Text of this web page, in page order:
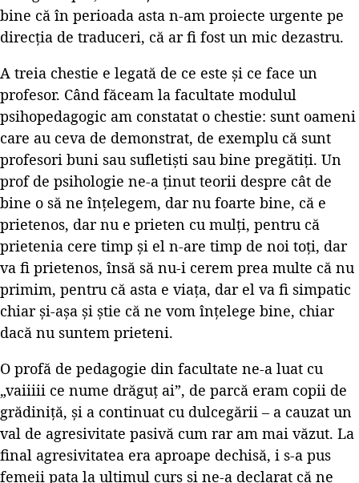
bine că în perioada asta n-am proiecte urgente pe
direcția de traduceri, că ar fi fost un mic dezastru.
A treia chestie e legată de ce este și ce face un
profesor. Când făceam la facultate modulul
psihopedagogic am constatat o chestie: sunt oameni
care au ceva de demonstrat, de exemplu că sunt
profesori buni sau sufletiști sau bine pregătiți. Un
prof de psihologie ne-a ținut teorii despre cât de
bine o să ne înțelegem, dar nu foarte bine, că e
prietenos, dar nu e prieten cu mulți, pentru că
prietenia cere timp și el n-are timp de noi toți, dar
va fi prietenos, însă să nu-i cerem prea multe că nu
primim, pentru că asta e viața, dar el va fi simpatic
chiar și-așa și știe că ne vom înțelege bine, chiar
dacă nu suntem prieteni.
O profă de pedagogie din facultate ne-a luat cu
„vaiiiii ce nume drăguț ai”, de parcă eram copii de
grădiniță, și a continuat cu dulcegării – a cauzat un
val de agresivitate pasivă cum rar am mai văzut. La
final agresivitatea era aproape dechisă, i s-a pus
femeii pata la ultimul curs și ne-a declarat că ne